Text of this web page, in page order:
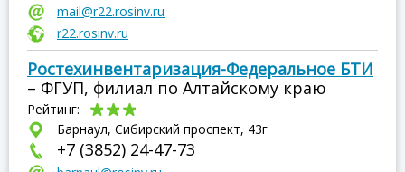
mail@r22.rosinv.ru
r22.rosinv.ru
Ростехинвентаризация-Федеральное БТИ
– ФГУП, филиал по Алтайскому краю
Рейтинг:
Барнаул, Сибирский проспект, 43г
+7 (3852) 24-47-73